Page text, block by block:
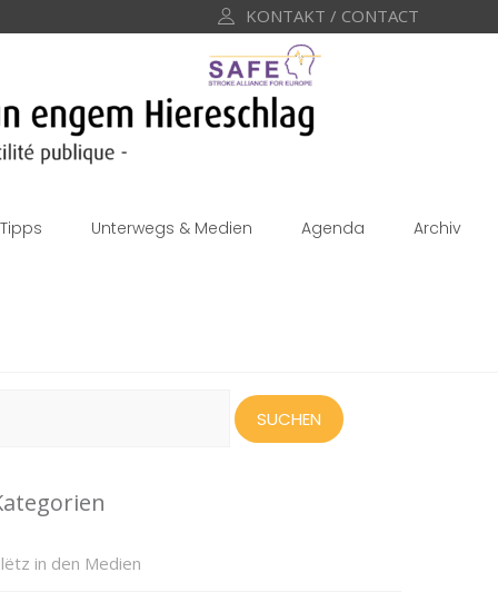
KONTAKT / CONTACT
Tipps Unterwegs & Medien Agenda Archiv
in den Medien